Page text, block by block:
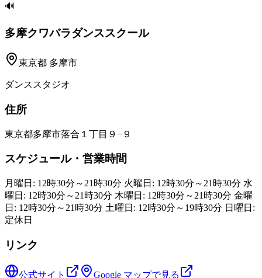
🔊
多摩クワバラダンススクール
東京都 多摩市
ダンススタジオ
住所
東京都多摩市落合１丁目９−９
スケジュール・営業時間
月曜日: 12時30分～21時30分 火曜日: 12時30分～21時30分 水
曜日: 12時30分～21時30分 木曜日: 12時30分～21時30分 金曜
日: 12時30分～21時30分 土曜日: 12時30分～19時30分 日曜日:
定休日
リンク
公式サイト Google マップで見る